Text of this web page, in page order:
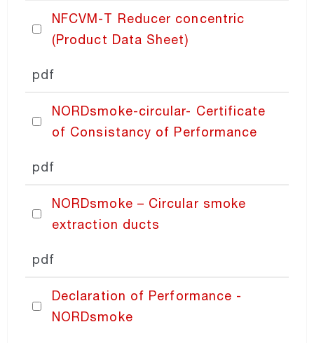
NORDaccessories
NORDfilter
Recair
NFCVM-T Reducer concentric
(Product Data Sheet)
pdf
NORDsmoke-circular- Certificate
of Consistancy of Performance
pdf
NORDsmoke – Circular smoke
extraction ducts
pdf
Declaration of Performance -
NORDsmoke